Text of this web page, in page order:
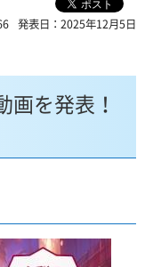
発表日：2025年12月5日
画を発表！